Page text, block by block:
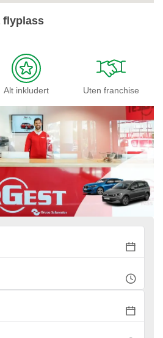
flyplass
Alt inkludert Uten franchise